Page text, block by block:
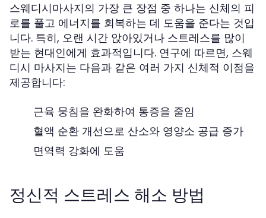
스웨디시마사지의 가장 큰 장점 중 하나는 신체의 피
로를 풀고 에너지를 회복하는 데 도움을 준다는 것입
니다. 특히, 오랜 시간 앉아있거나 스트레스를 많이
받는 현대인에게 효과적입니다. 연구에 따르면, 스웨
디시 마사지는 다음과 같은 여러 가지 신체적 이점을
제공합니다:
근육 뭉침을 완화하여 통증을 줄임
혈액 순환 개선으로 산소와 영양소 공급 증가
면역력 강화에 도움
정신적 스트레스 해소 방법